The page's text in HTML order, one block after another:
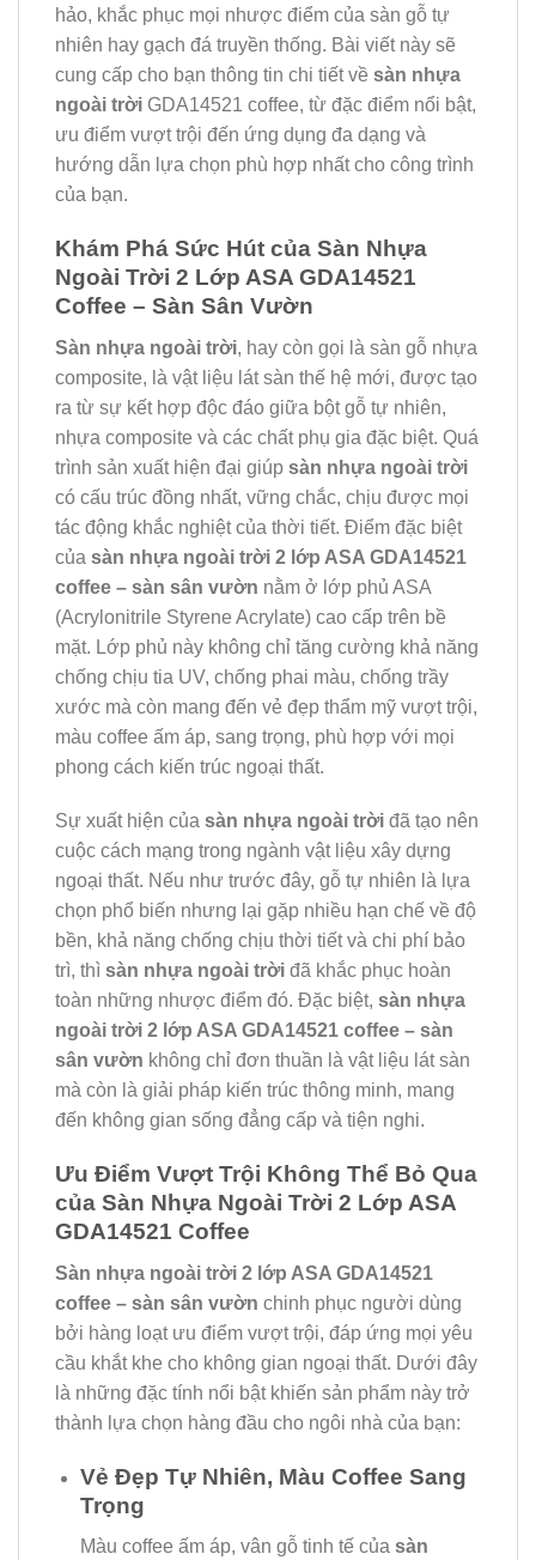
hảo, khắc phục mọi nhược điểm của sàn gỗ tự
nhiên hay gạch đá truyền thống. Bài viết này sẽ
cung cấp cho bạn thông tin chi tiết về sàn nhựa
ngoài trời GDA14521 coffee, từ đặc điểm nổi bật,
ưu điểm vượt trội đến ứng dụng đa dạng và
hướng dẫn lựa chọn phù hợp nhất cho công trình
của bạn.
Khám Phá Sức Hút của Sàn Nhựa
Ngoài Trời 2 Lớp ASA GDA14521
Coffee – Sàn Sân Vườn
Sàn nhựa ngoài trời, hay còn gọi là sàn gỗ nhựa
composite, là vật liệu lát sàn thế hệ mới, được tạo
ra từ sự kết hợp độc đáo giữa bột gỗ tự nhiên,
nhựa composite và các chất phụ gia đặc biệt. Quá
trình sản xuất hiện đại giúp sàn nhựa ngoài trời
có cấu trúc đồng nhất, vững chắc, chịu được mọi
tác động khắc nghiệt của thời tiết. Điểm đặc biệt
của sàn nhựa ngoài trời 2 lớp ASA GDA14521
coffee – sàn sân vườn nằm ở lớp phủ ASA
(Acrylonitrile Styrene Acrylate) cao cấp trên bề
mặt. Lớp phủ này không chỉ tăng cường khả năng
chống chịu tia UV, chống phai màu, chống trầy
xước mà còn mang đến vẻ đẹp thẩm mỹ vượt trội,
màu coffee ấm áp, sang trọng, phù hợp với mọi
phong cách kiến trúc ngoại thất.
Sự xuất hiện của sàn nhựa ngoài trời đã tạo nên
cuộc cách mạng trong ngành vật liệu xây dựng
ngoại thất. Nếu như trước đây, gỗ tự nhiên là lựa
chọn phổ biến nhưng lại gặp nhiều hạn chế về độ
bền, khả năng chống chịu thời tiết và chi phí bảo
trì, thì sàn nhựa ngoài trời đã khắc phục hoàn
toàn những nhược điểm đó. Đặc biệt, sàn nhựa
ngoài trời 2 lớp ASA GDA14521 coffee – sàn
sân vườn không chỉ đơn thuần là vật liệu lát sàn
mà còn là giải pháp kiến trúc thông minh, mang
đến không gian sống đẳng cấp và tiện nghi.
Ưu Điểm Vượt Trội Không Thể Bỏ Qua
của Sàn Nhựa Ngoài Trời 2 Lớp ASA
GDA14521 Coffee
Sàn nhựa ngoài trời 2 lớp ASA GDA14521
coffee – sàn sân vườn chinh phục người dùng
bởi hàng loạt ưu điểm vượt trội, đáp ứng mọi yêu
cầu khắt khe cho không gian ngoại thất. Dưới đây
là những đặc tính nổi bật khiến sản phẩm này trở
thành lựa chọn hàng đầu cho ngôi nhà của bạn:
Vẻ Đẹp Tự Nhiên, Màu Coffee Sang
Trọng
Màu coffee ấm áp, vân gỗ tinh tế của sàn